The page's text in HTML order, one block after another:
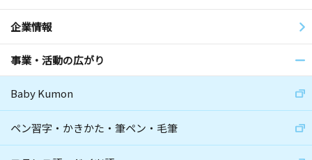
企業情報
事業・活動の広がり
Baby Kumon
ペン習字・かきかた・筆ペン・毛筆